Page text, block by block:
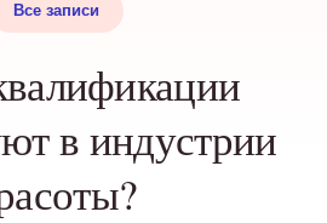
Все записи
в индустрии